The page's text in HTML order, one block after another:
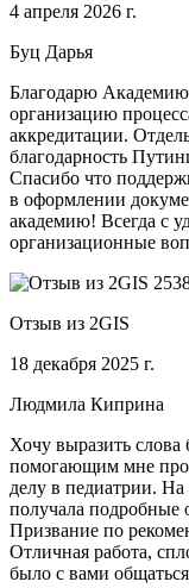
4 апреля 2026 г.
Буц Дарья
Благодарю
организацию
аккредитации.
благодарность
Спасибо что
в оформлении
академию! Всегда с
организационные
Отзыв из 2GIS
18 декабря 2025 г.
Людмила Киприна
Хочу выразить
помогающим мне
делу в педиатрии.
получала подробные
Призвание по
Отличная работа,
было с вами